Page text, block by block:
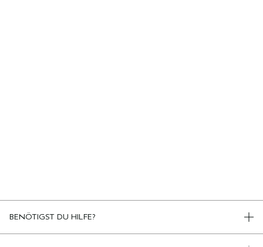
BENÖTIGST DU HILFE?